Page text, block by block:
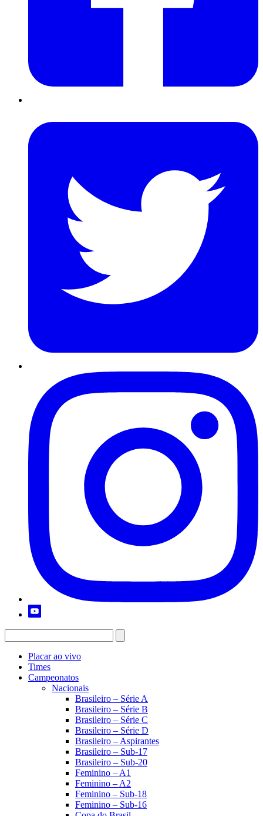
Placar ao vivo
Times
Campeonatos
Nacionais
Brasileiro – Série A
Brasileiro – Série B
Brasileiro – Série C
Brasileiro – Série D
Brasileiro – Aspirantes
Brasileiro – Sub-17
Brasileiro – Sub-20
Feminino – A1
Feminino – A2
Feminino – Sub-18
Feminino – Sub-16